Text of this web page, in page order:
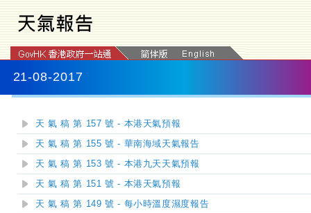
21-08-2017
天 氣 稿 第 157 號 - 本港天氣預報
天 氣 稿 第 155 號 - 華南海域天氣報告
天 氣 稿 第 153 號 - 本港九天天氣預報
天 氣 稿 第 151 號 - 本港天氣預報
天 氣 稿 第 149 號 - 每小時溫度濕度報告